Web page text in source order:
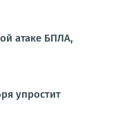
атаке БПЛА,
упростит